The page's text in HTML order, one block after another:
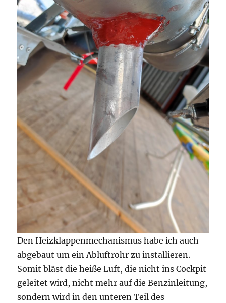
Den Heizklappenmechanismus habe ich auch
abgebaut um ein Abluftrohr zu installieren.
Somit bläst die heiße Luft, die nicht ins Cockpit
geleitet wird, nicht mehr auf die Benzinleitung,
sondern wird in den unteren Teil des